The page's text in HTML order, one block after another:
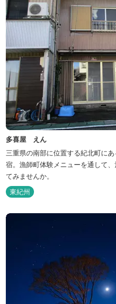
多喜屋 えん
三重県の南部に位置する紀北町に
宿。漁師町体験メニューを通して
てみませんか。
東紀州